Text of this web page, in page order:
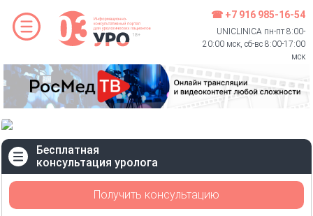
☎ +7 916 985-16-54
UNICLINICA пн-пт 8:00-
20:00 мск, сб-вс 8:00-17:00
мск
Бесплатная
консультация уролога
Получить консультацию